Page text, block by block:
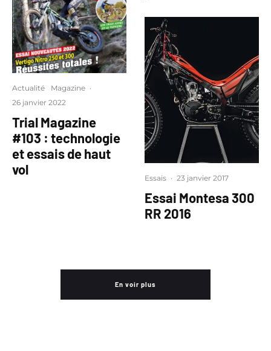
Actualité Magazine ·
26 janvier 2022
Trial Magazine
#103 : technologie
et essais de haut
vol
Essais · 23 janvier 2017
Essai Montesa 300
RR 2016
En voir plus